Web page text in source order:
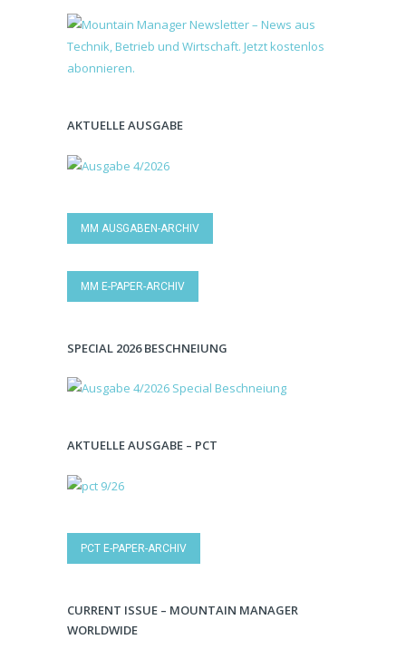
AKTUELLE AUSGABE
MM AUSGABEN-ARCHIV
MM E-PAPER-ARCHIV
SPECIAL 2026 BESCHNEIUNG
AKTUELLE AUSGABE – PCT
PCT E-PAPER-ARCHIV
CURRENT ISSUE – MOUNTAIN MANAGER
WORLDWIDE